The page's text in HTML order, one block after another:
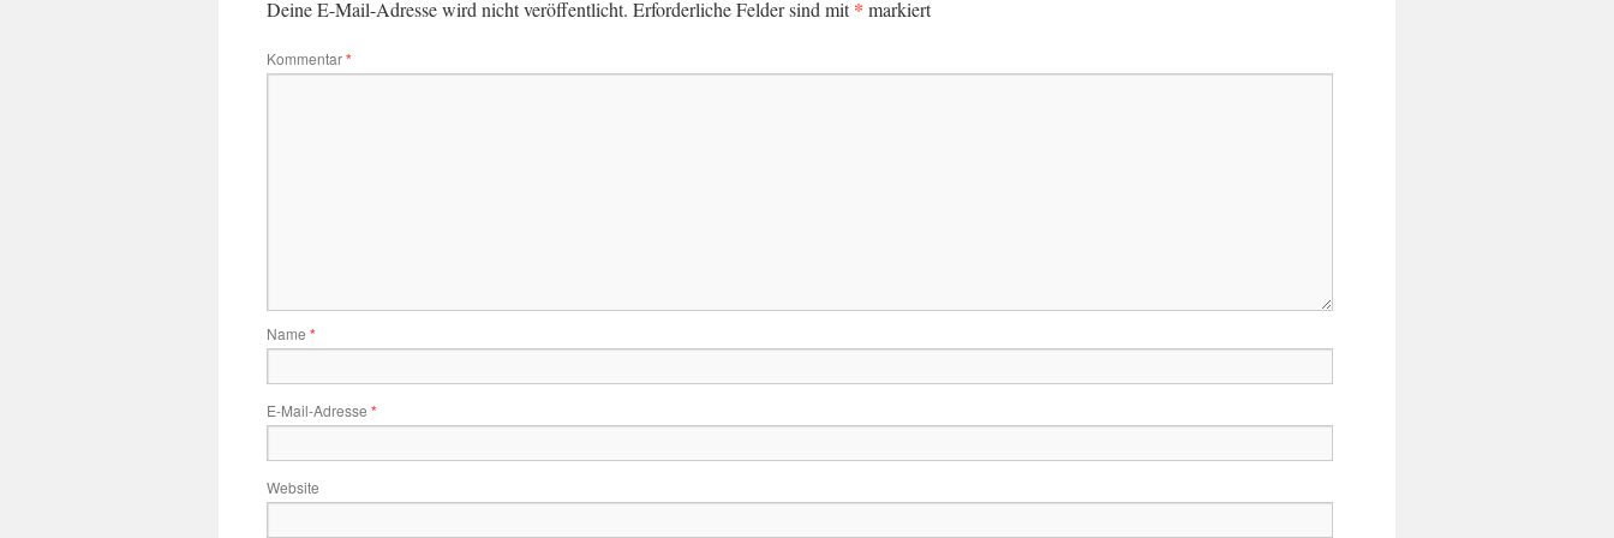
Deine E-Mail-Adresse wird nicht veröffentlicht. Erforderliche Felder sind mit* markiert
Kommentar*
Name *
E-Mail-Adresse *
Website